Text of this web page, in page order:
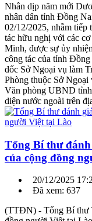
Nhân dịp năm mới
nhân dân tỉnh Đồng
02/12/2025, nhằm tiếp
tác hữu nghị với các
Minh, được sự ủy
công tác của tỉnh
đốc Sở Ngoại vụ làm
Phòng thuộc Sở
Văn phòng UBND tỉnh
diện nước ngoài trên
Tổng Bí thư
của cộng đồng
20/12/2025
Đã xem: 637
(TTĐN) - Tổng Bí thư